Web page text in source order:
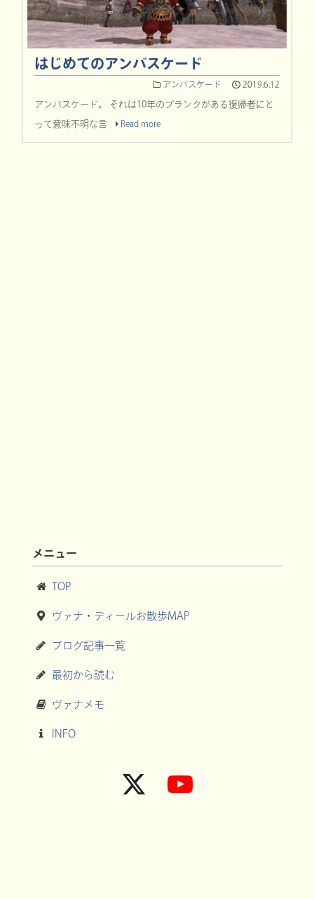
はじめてのアンバスケード
アンバスケード 2019.6.12
アンバスケード。 それは10年のブランクがある復帰者にと
って意味不明な言 Read more
メニュー
TOP
ヴァナ・ディールお散歩MAP
ブログ記事一覧
最初から読む
ヴァナメモ
INFO